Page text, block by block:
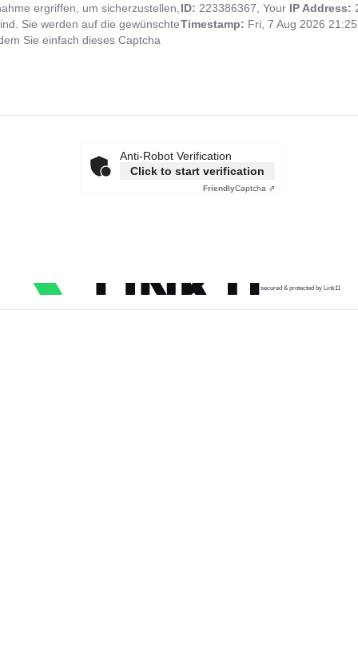
ergriffen, um sicherzustellen,
Sie werden auf die gewünschte
Sie einfach dieses Captcha
ID: 223386367, Your IP Address:
Timestamp: Fri, 7 Aug 2026
Anti-Robot Verification
Click to start verification
FriendlyCaptcha ⇗
secured & protected by Link11